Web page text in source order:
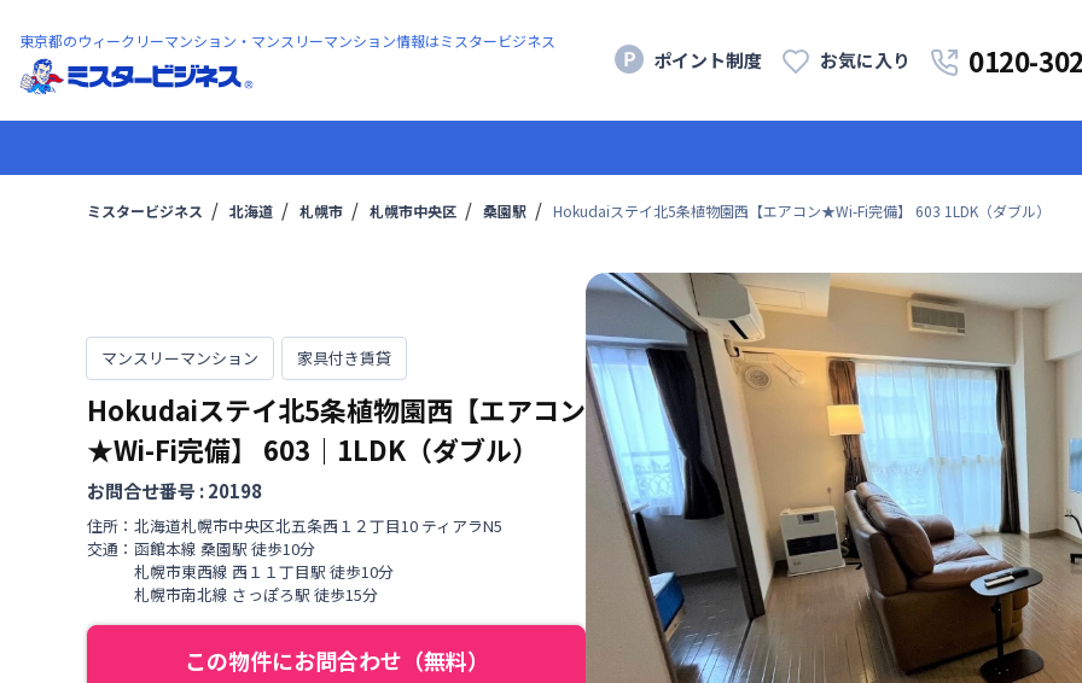
東京都のウィークリーマンション・マンスリーマンション情報はミスタービジネス
ポイント制度 お気に入り 0120-
ミスタービジネス 北海道 札幌市 札幌市中央区 桑園駅 Hokudaiステイ北5条植物園西【エアコン★Wi-Fi完備】 603 1LDK（ダブル）
マンスリーマンション 家具付き賃貸
Hokudaiステイ北5条植物園西【エアコン
★Wi-Fi完備】
603 ｜ 1LDK（ダブル）
お問合せ番号 :20198
住所： 北海道札幌市中央区北五条西 １２丁目10 ティアラN5
交通： 函館本線 桑園駅 徒歩10分
札幌市東西線 西１１丁目駅 徒歩10分
札幌市南北線 さっぽろ駅 徒歩15分
この物件にお問合わせ（無料）